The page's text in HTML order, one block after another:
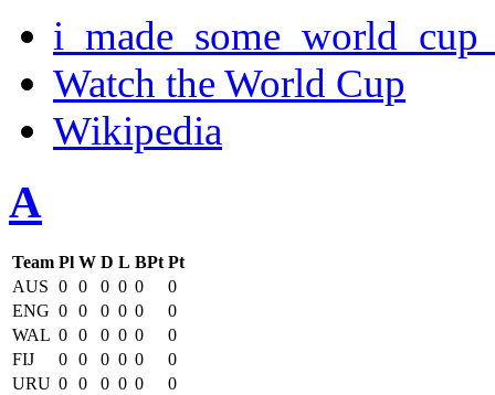
Watch the World Cup
Wikipedia
A
Team Pl W D L BPt Pt
AUS 0 0 0 0 0
0
ENG 0 0 0 0 0
0
WAL 0 0 0 0 0
0
FIJ
0 0 0 0 0
0
URU 0 0 0 0 0 0